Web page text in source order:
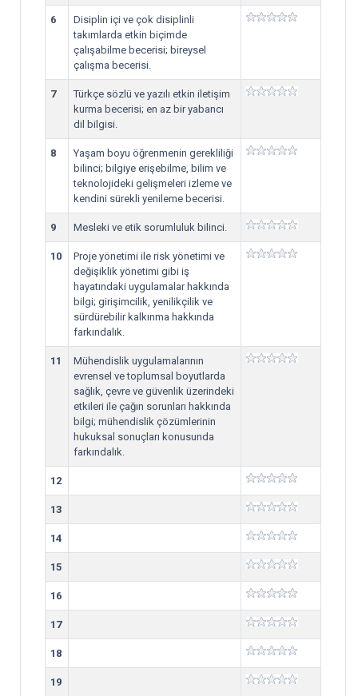
6
Disiplin içi ve çok disiplinli
takımlarda etkin biçimde
çalışabilme becerisi; bireysel
çalışma becerisi.
7
Türkçe sözlü ve yazılı etkin iletişim
kurma becerisi; en az bir yabancı
dil bilgisi.
8
Yaşam boyu öğrenmenin gerekliliği
bilinci; bilgiye erişebilme, bilim ve
teknolojideki gelişmeleri izleme ve
kendini sürekli yenileme becerisi.
9 Mesleki ve etik sorumluluk bilinci.
10
Proje yönetimi ile risk yönetimi ve
değişiklik yönetimi gibi iş
hayatındaki uygulamalar hakkında
bilgi; girişimcilik, yenilikçilik ve
sürdürebilir kalkınma hakkında
farkındalık.
11
Mühendislik uygulamalarının
evrensel ve toplumsal boyutlarda
sağlık, çevre ve güvenlik üzerindeki
etkileri ile çağın sorunları hakkında
bilgi; mühendislik çözümlerinin
hukuksal sonuçları konusunda
farkındalık.
12
13
14
15
16
17
18
19